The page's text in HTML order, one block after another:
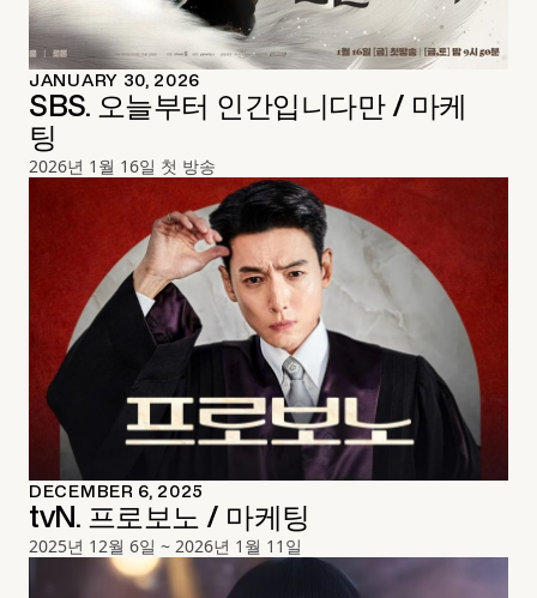
JANUARY 30, 2026
SBS. 오늘부터 인간입니다만 / 마케
팅
2026년 1월 16일 첫 방송
DECEMBER 6, 2025
tvN. 프로보노 / 마케팅
2025년 12월 6일 ~ 2026년 1월 11일